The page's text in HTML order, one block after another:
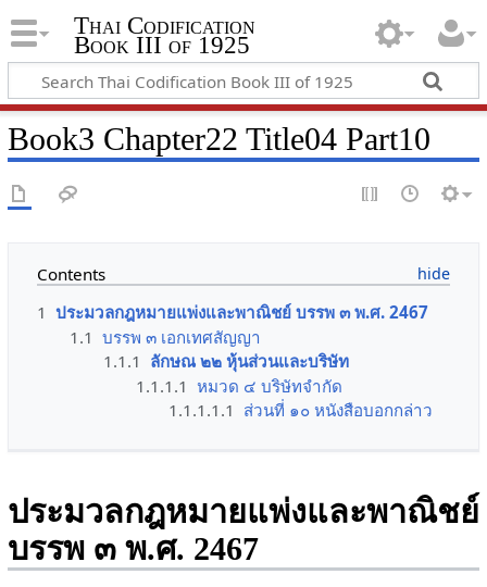
Thai Codification
Book III of 1925
Book3 Chapter22 Title04 Part10
Contents
1 ประมวลกฎหมายแพ่งและพาณิชย์ บรรพ ๓ พ.ศ. 2467
1.1 บรรพ ๓ เอกเทศสัญญา
1.1.1 ลักษณ ๒๒ หุ้นส่วนและบริษัท
1.1.1.1 หมวด ๔ บริษัทจำกัด
1.1.1.1.1 ส่วนที่ ๑๐ หนังสือบอกกล่าว
ประมวลกฎหมายแพ่งและพาณิชย์
บรรพ ๓ พ.ศ. 2467